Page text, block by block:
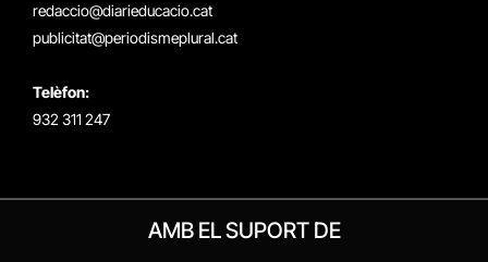
redaccio@diarieducacio.cat
publicitat@periodismeplural.cat
Telèfon:
932 311 247
AMB EL SUPORT DE